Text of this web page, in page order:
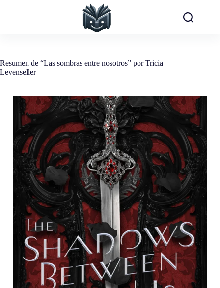
Resumen de “Las sombras entre nosotros” por Tricia
Levenseller